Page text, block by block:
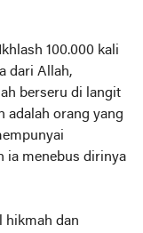
100.000 kali
dari Allah,
berseru di langit
adalah orang yang
ia menebus dirinya
hikmah dan